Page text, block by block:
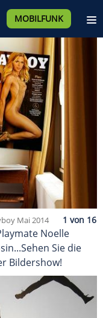
MOBILFUNK
Mai 2014
Noelle
Sie die
Bildershow!